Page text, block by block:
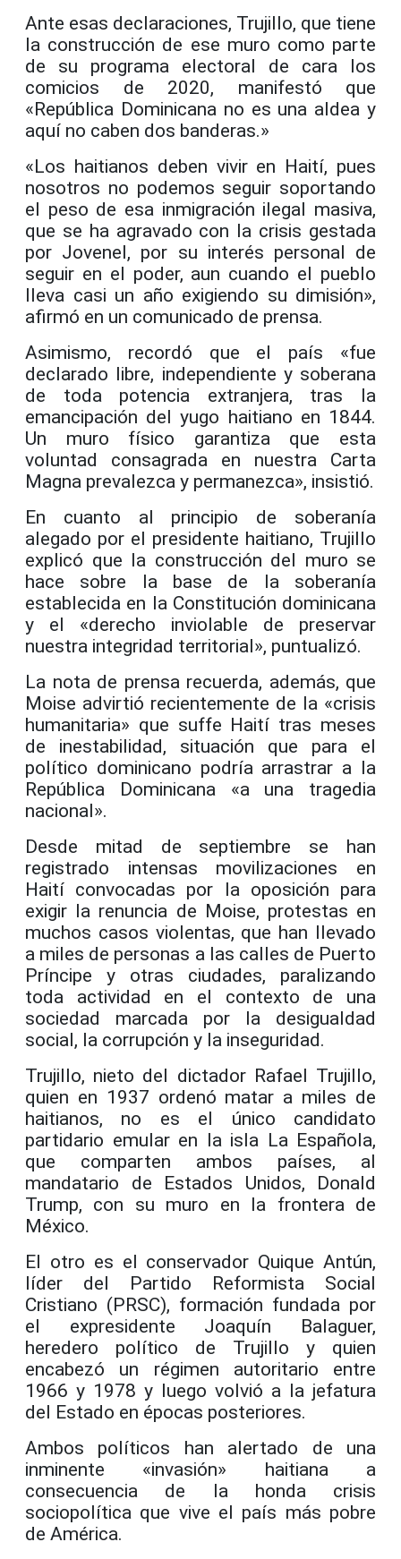
Ante esas declaraciones, Trujillo, que tiene
la construcción de ese muro como parte
de su programa electoral de cara los
comicios de 2020, manifestó que
«República Dominicana no es una aldea y
aquí no caben dos banderas.»
«Los haitianos deben vivir en Haití, pues
nosotros no podemos seguir soportando
el peso de esa inmigración ilegal masiva,
que se ha agravado con la crisis gestada
por Jovenel, por su interés personal de
seguir en el poder, aun cuando el pueblo
lleva casi un año exigiendo su dimisión»,
afirmó en un comunicado de prensa.
Asimismo, recordó que el país «fue
declarado libre, independiente y soberana
de toda potencia extranjera, tras la
emancipación del yugo haitiano en 1844.
Un muro físico garantiza que esta
voluntad consagrada en nuestra Carta
Magna prevalezca y permanezca», insistió.
En cuanto al principio de soberanía
alegado por el presidente haitiano, Trujillo
explicó que la construcción del muro se
hace sobre la base de la soberanía
establecida en la Constitución dominicana
y el «derecho inviolable de preservar
nuestra integridad territorial», puntualizó.
La nota de prensa recuerda, además, que
Moise advirtió recientemente de la «crisis
humanitaria» que suffe Haití tras meses
de inestabilidad, situación que para el
político dominicano podría arrastrar a la
República Dominicana «a una tragedia
nacional».
Desde mitad de septiembre se han
registrado intensas movilizaciones en
Haití convocadas por la oposición para
exigir la renuncia de Moise, protestas en
muchos casos violentas, que han llevado
a miles de personas a las calles de Puerto
Príncipe y otras ciudades, paralizando
toda actividad en el contexto de una
sociedad marcada por la desigualdad
social, la corrupción y la inseguridad.
Trujillo, nieto del dictador Rafael Trujillo,
quien en 1937 ordenó matar a miles de
haitianos, no es el único candidato
partidario emular en la isla La Española,
que comparten ambos países, al
mandatario de Estados Unidos, Donald
Trump, con su muro en la frontera de
México.
El otro es el conservador Quique Antún,
líder del Partido Reformista Social
Cristiano (PRSC), formación fundada por
el expresidente Joaquín Balaguer,
heredero político de Trujillo y quien
encabezó un régimen autoritario entre
1966 y 1978 y luego volvió a la jefatura
del Estado en épocas posteriores.
Ambos políticos han alertado de una
inminente «invasión» haitiana a
consecuencia de la honda crisis
sociopolítica que vive el país más pobre
de América.